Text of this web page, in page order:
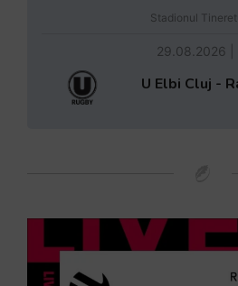
Stadionul
29.08.2026 |
U Elbi Cluj -